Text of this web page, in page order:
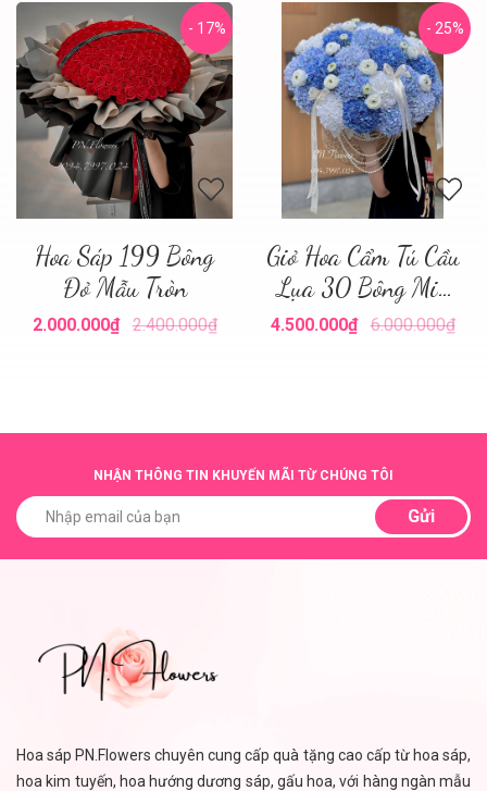
- 17%
Hoa Sáp 199 Bông
Đỏ Mẫu Tròn
2.000.000₫ 2.400.000₫
- 25%
Giỏ Hoa Cẩm Tú Cầu
Lụa 30 Bông Mix
Tone Xanh
4.500.000₫ 6.000.000₫
NHẬN THÔNG TIN KHUYẾN MÃI TỪ CHÚNG TÔI
Gửi
Hoa sáp PN.Flowers chuyên cung cấp quà tặng cao cấp từ hoa sáp,
hoa kim tuyến, hoa hướng dương sáp, gấu hoa, với hàng ngàn mẫu